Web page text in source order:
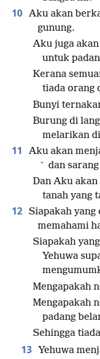
10 Aku akan
gunung.
Aku juga
untuk
Kerana
tiada orang
Bunyi
Burung di
melarikan
11 Aku akan
+ dan
Dan Aku
tanah yang
12 Siapakah
memahami
Siapakah
Yehuwa
Mengapakah
Mengapakah
padang
Sehingga
13
Yehuwa